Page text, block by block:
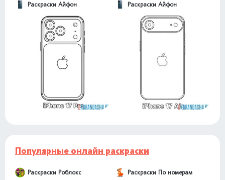
Раскраски Айфон Раскраски Айфон
Популярные онлайн раскраски
Раскраски Роблокс Раскраски По номерам